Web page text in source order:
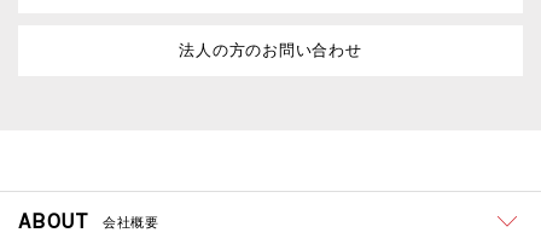
法人の方のお問い合わせ
ABOUT 会社概要